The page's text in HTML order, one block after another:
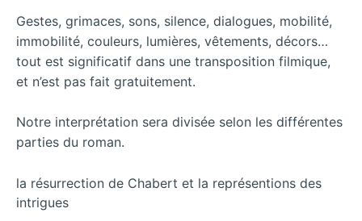
Gestes, grimaces, sons, silence, dialogues, mobilité,
immobilité, couleurs, lumières, vêtements, décors…
tout est significatif dans une transposition filmique,
et n’est pas fait gratuitement.
Notre interprétation sera divisée selon les différentes
parties du roman.
la résurrection de Chabert et la représentions des
intrigues